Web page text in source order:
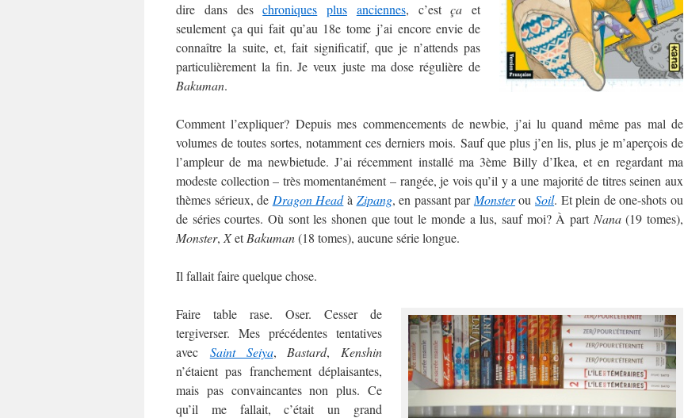
dire dans deschroniques plus anciennes, c’estça et
seulement ça qui fait qu’au 18e tome j’ai encore envie de
connaître la suite, et, fait significatif, que je n’attends pas
particulièrement la fin. Je veux juste ma dose régulière de
Bakuman.
Comment l’expliquer? Depuis mes commencements de newbie, j’ai lu quand même pas mal de
volumes de toutes sortes, notamment ces derniers mois. Sauf que plus j’en lis, plus je m’aperçois de
l’ampleur de ma newbietude. J’ai récemment installé ma 3ème Billy d’Ikea, et en regardant ma
modeste collection – très momentanément – rangée, je vois qu’il y a une majorité de titres seinen aux
thèmes sérieux, de Dragon Headà Zipang, en passant par MonsterouSoil. Et plein de one-shots ou
de séries courtes. Où sont les shonen que tout le monde a lus, sauf moi? À part Nana(19 tomes),
Monster, XetBakuman(18 tomes), aucune série longue.
Il fallait faire quelque chose.
Faire table rase. Oser. Cesser de
tergiverser. Mes précédentes tentatives
avec Saint Seiya, Bastard, Kenshin
n’étaient pas franchement déplaisantes,
mais pas convaincantes non plus. Ce
qu’il me fallait, c’était un grand